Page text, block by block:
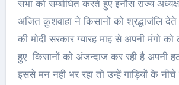
सभा को सम्बोधित करते हुए इनौस राज्य
अजित कुशवाहा ने किसानों को श्रद्धाजंलि
की मोदी सरकार ग्यारह माह से अपनी मंगो
हुए किसानों को अंजन्दाज कर रही है अपनी
इससे मन नही भर रहा तो उन्हें गाड़ियों के नीचे